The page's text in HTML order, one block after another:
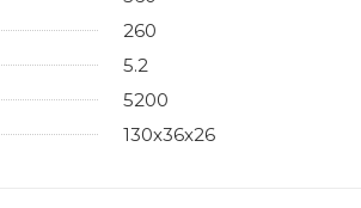
260
5.2
5200
130х36х26